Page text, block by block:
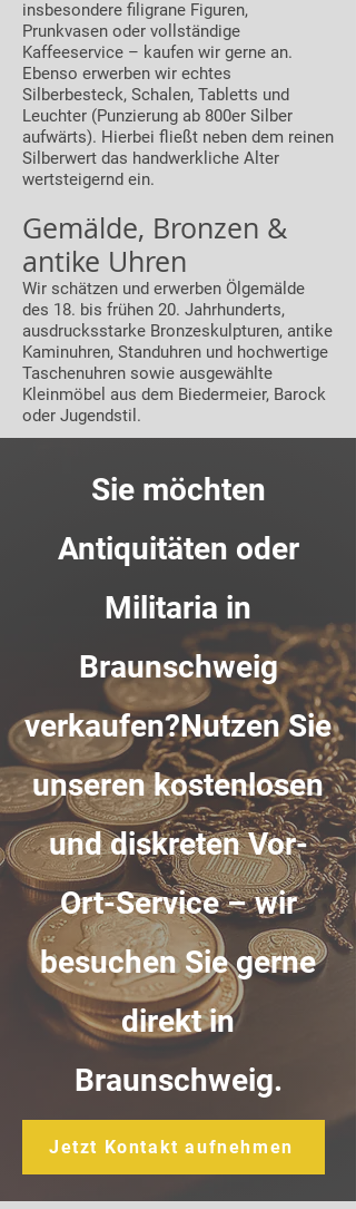
insbesondere filigrane Figuren,
Prunkvasen oder vollständige
Kaffeeservice – kaufen wir gerne an.
Ebenso erwerben wir echtes
Silberbesteck, Schalen, Tabletts und
Leuchter (Punzierung ab 800er Silber
aufwärts). Hierbei fließt neben dem reinen
Silberwert das handwerkliche Alter
wertsteigernd ein.
Gemälde, Bronzen &
antike Uhren
Wir schätzen und erwerben Ölgemälde
des 18. bis frühen 20. Jahrhunderts,
ausdrucksstarke Bronzeskulpturen, antike
Kaminuhren, Standuhren und hochwertige
Taschenuhren sowie ausgewählte
Kleinmöbel aus dem Biedermeier, Barock
oder Jugendstil.
Sie möchten
Antiquitäten oder
Militaria in
Braunschweig
verkaufen?Nutzen Sie
unseren kostenlosen
und diskreten Vor-
Ort-Service – wir
besuchen Sie gerne
direkt in
Braunschweig.
Jetzt Kontakt aufnehmen